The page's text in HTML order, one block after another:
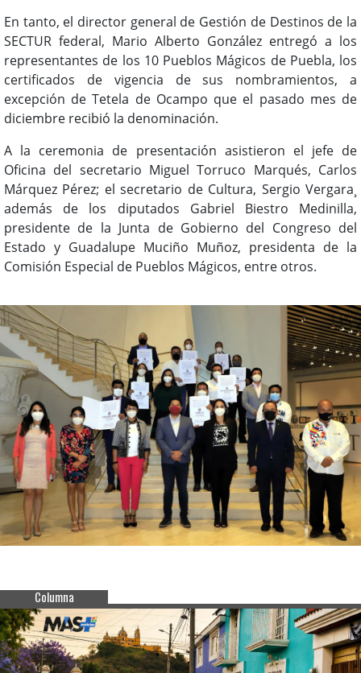
En tanto, el director general de Gestión de Destinos de la
SECTUR federal, Mario Alberto González entregó a los
representantes de los 10 Pueblos Mágicos de Puebla, los
certificados de vigencia de sus nombramientos, a
excepción de Tetela de Ocampo que el pasado mes de
diciembre recibió la denominación.
A la ceremonia de presentación asistieron el jefe de
Oficina del secretario Miguel Torruco Marqués, Carlos
Márquez Pérez; el secretario de Cultura, Sergio Vergara¸
además de los diputados Gabriel Biestro Medinilla,
presidente de la Junta de Gobierno del Congreso del
Estado y Guadalupe Muciño Muñoz, presidenta de la
Comisión Especial de Pueblos Mágicos, entre otros.
Columna